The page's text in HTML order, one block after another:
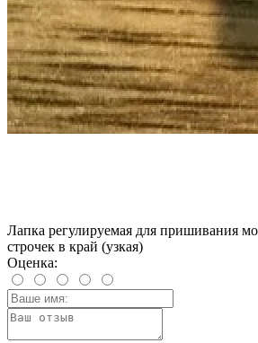
Лапка регулируемая для пришивания
строчек в край (узкая)
Оценка: